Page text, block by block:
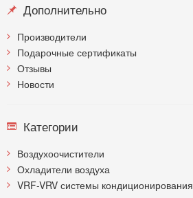
Дополнительно
Производители
Подарочные сертификаты
Отзывы
Новости
Категории
Воздухоочистители
Охладители воздуха
VRF-VRV системы кондиционирования